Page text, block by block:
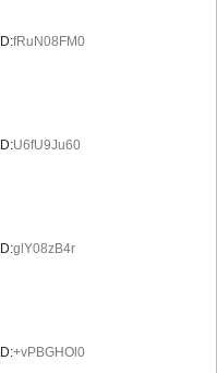
ID:fRuN08FM0
ID:U6fU9Ju60
ID:glY08zB4r
ID:+vPBGHOl0